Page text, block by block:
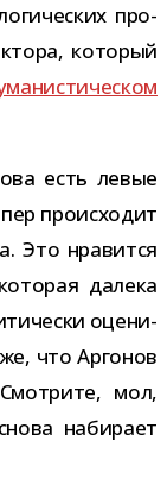
про­
кото­рый
есть левые
про­ис­хо­дит
Это нра­вится
далека
оце­ни­
что Аргонов
мол,
наби­рает